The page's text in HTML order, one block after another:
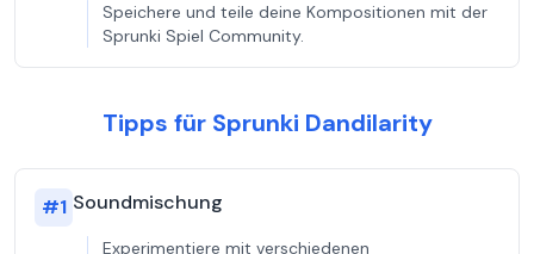
Speichere und teile deine Kompositionen mit der
Sprunki Spiel Community.
Tipps für Sprunki Dandilarity
#1 Soundmischung
Experimentiere mit verschiedenen